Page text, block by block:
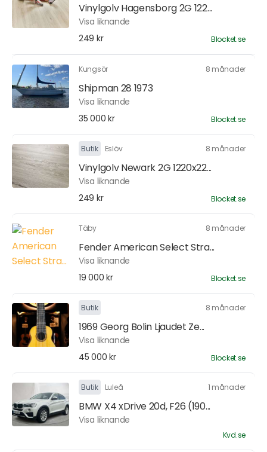
Vinylgolv Hagensborg 2G 122...
Visa liknande
249 kr
Blocket.se
Kungsör 8 månader
Shipman 28 1973
Visa liknande
35 000 kr
Blocket.se
Butik Eslöv 8 månader
Vinylgolv Newark 2G 1220x22...
Visa liknande
249 kr
Blocket.se
Täby 8 månader
Fender American Select Stra...
Visa liknande
19 000 kr
Blocket.se
Butik 8 månader
1969 Georg Bolin Ljaudet Ze...
Visa liknande
45 000 kr
Blocket.se
Butik Luleå 1 månader
BMW X4 xDrive 20d, F26 (190...
Visa liknande
Kvd.se